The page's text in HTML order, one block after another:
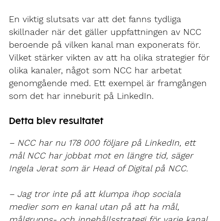
En viktig slutsats var att det fanns tydliga
skillnader när det gäller uppfattningen av NCC
beroende på vilken kanal man exponerats för.
Vilket stärker vikten av att ha olika strategier för
olika kanaler, något som NCC har arbetat
genomgående med. Ett exempel är framgången
som det har inneburit på LinkedIn.
Detta blev resultatet
– NCC har nu 178 000 följare på LinkedIn, ett
mål NCC har jobbat mot en längre tid, säger
Ingela Jerat som är Head of Digital på NCC.
– Jag tror inte på att klumpa ihop sociala
medier som en kanal utan på att ha mål,